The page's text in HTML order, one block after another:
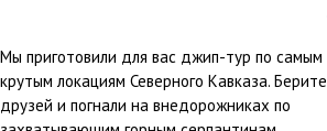
Мы приготовили для вас джип-тур по самым
крутым локациям Северного Кавказа. Берите
друзей и погнали на внедорожниках по